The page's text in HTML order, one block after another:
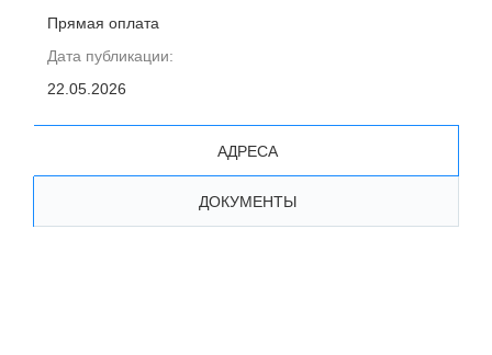
Прямая оплата
Дата публикации:
22.05.2026
АДРЕСА
ДОКУМЕНТЫ